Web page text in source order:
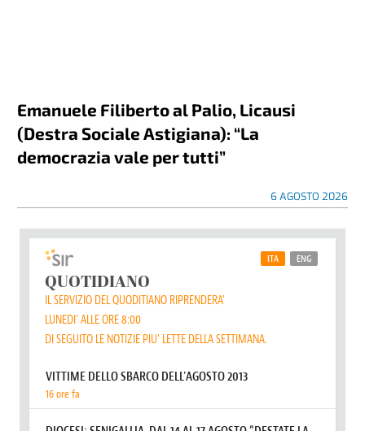
Emanuele Filiberto al Palio, Licausi
(Destra Sociale Astigiana): “La
democrazia vale per tutti”
6 AGOSTO 2026